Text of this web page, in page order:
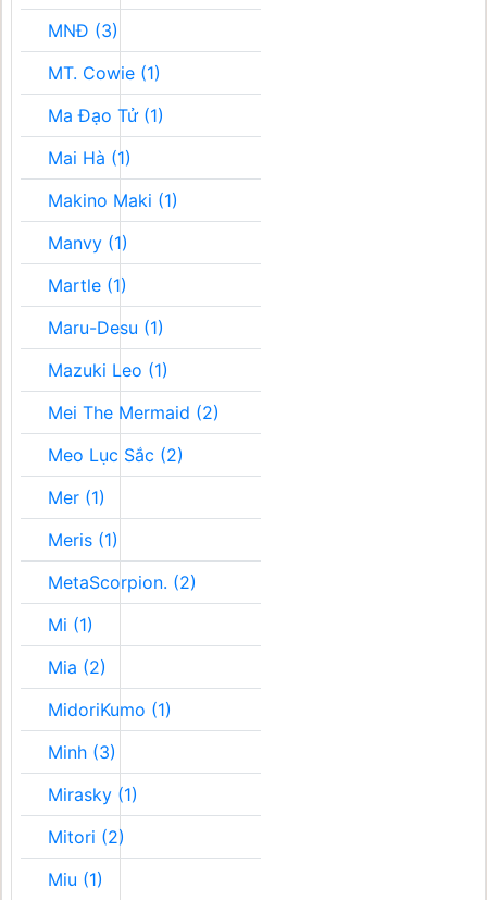
MNĐ (3)
MT. Cowie (1)
Ma Đạo Tử (1)
Mai Hà (1)
Makino Maki (1)
Manvy (1)
Martle (1)
Maru-Desu (1)
Mazuki Leo (1)
Mei The Mermaid (2)
Meo Lục Sắc (2)
Mer (1)
Meris (1)
MetaScorpion. (2)
Mi (1)
Mia (2)
MidoriKumo (1)
Minh (3)
Mirasky (1)
Mitori (2)
Miu (1)